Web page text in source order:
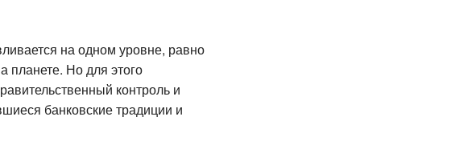
на одном уровне, равно
планете. Но для этого
контроль и
банковские традиции и